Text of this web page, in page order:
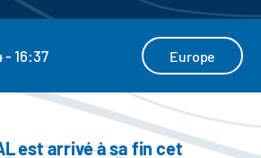
- 16:37 Europe
est arrivé à sa fin cet